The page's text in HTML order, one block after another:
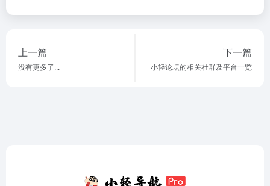
上一篇
没有更多了...
下一篇
小轻论坛的相关社群及平台一览